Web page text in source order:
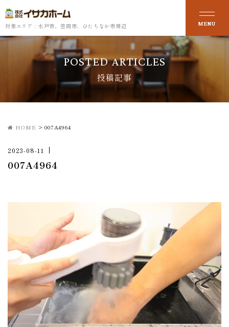
対象エリア：水戸市、笠間市、ひたちなか市周辺
POSTED ARTICLES
投稿記事
HOME >007A4964
2023-08-11
007A4964